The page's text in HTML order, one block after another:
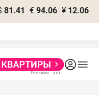
81.41 € 94.06 ¥ 12.06